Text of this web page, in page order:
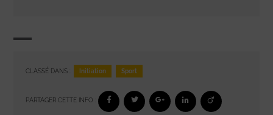
CLASSÉ DANS : Initiation Sport
PARTAGER CETTE INFO :